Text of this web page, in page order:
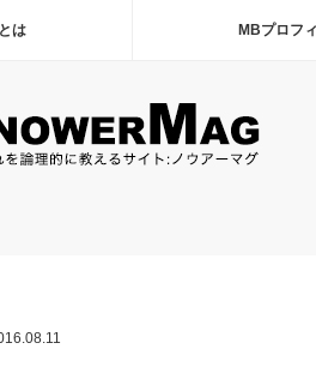
は MBプロフ